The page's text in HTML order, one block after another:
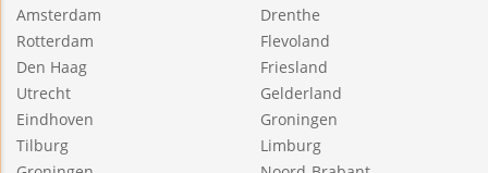
Amsterdam
Rotterdam
Den Haag
Utrecht
Eindhoven
Tilburg
Drenthe
Flevoland
Friesland
Gelderland
Groningen
Limburg